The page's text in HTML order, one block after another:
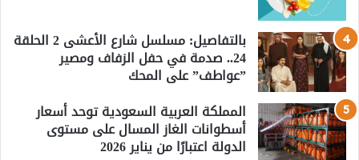
بالتفاصيل: مسلسل شارع الأعشى 2 الحلقة
24.. صدمة في حفل الزفاف ومصير
”عواطف” على المحك
المملكة العربية السعودية توحد أسعار
أسطوانات الغاز المسال على مستوى
الدولة اعتبارًا من يناير 2026